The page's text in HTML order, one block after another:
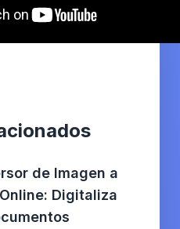
de Imagen a
Digitaliza